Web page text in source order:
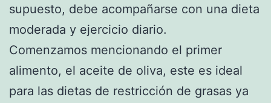
supuesto, debe acompañarse con una dieta
moderada y ejercicio diario.
Comenzamos mencionando el primer
alimento, el aceite de oliva, este es ideal
para las dietas de restricción de grasas ya